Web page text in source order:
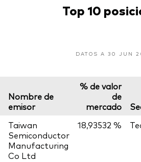
Top 10
DATOS A 30 JUN
Nombre de
emisor
% de valor
de
mercado
Taiwan
Semiconductor
Manufacturing
Co Ltd
18,93532 %